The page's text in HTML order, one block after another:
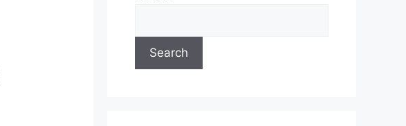
Search